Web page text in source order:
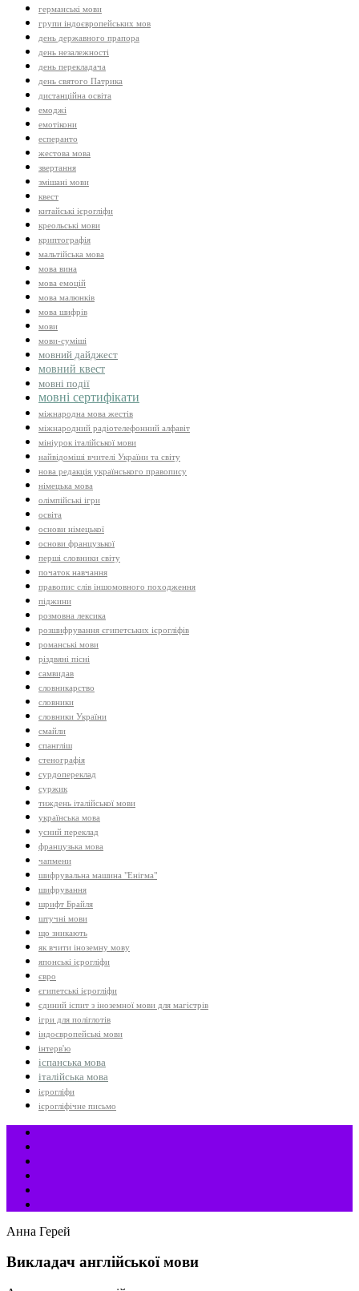
германські мови
групи індоєвропейських мов
день державного прапора
день незалежності
день перекладача
день святого Патрика
дистанційна освіта
емоджі
емотікони
есперанто
жестова мова
звертання
змішані мови
квест
китайські ієрогліфи
креольські мови
криптографія
мальтійська мова
мова вина
мова емоцій
мова малюнків
мова шифрів
мови
мови-суміші
мовний дайджест
мовний квест
мовні події
мовні сертифікати
міжнародна мова жестів
міжнародний радіотелефонний алфавіт
мініурок італійської мови
найвідоміші вчителі України та світу
нова редакція українського правопису
німецька мова
олімпійські ігри
освіта
основи німецької
основи французької
перші словники світу
початок навчання
правопис слів іншомовного походження
піджини
розмовна лексика
розшифрування єгипетських ієрогліфів
романські мови
різдвяні пісні
самвидав
словникарство
словники
словники України
смайли
спангліш
стенографія
сурдопереклад
суржик
тиждень італійської мови
українська мова
усний переклад
французька мова
чапмени
шифрувальна машина "Енігма"
шифрування
шрифт Брайля
штучні мови
що зникають
як вчити іноземну мову
японські ієрогліфи
євро
єгипетські ієрогліфи
єдиний іспит з іноземної мови для магістрів
ігри для поліглотів
індоєвропейські мови
інтерв'ю
іспанська мова
італійська мова
ієрогліфи
ієрогліфічне письмо
Анна Герей
Викладач англійської мови